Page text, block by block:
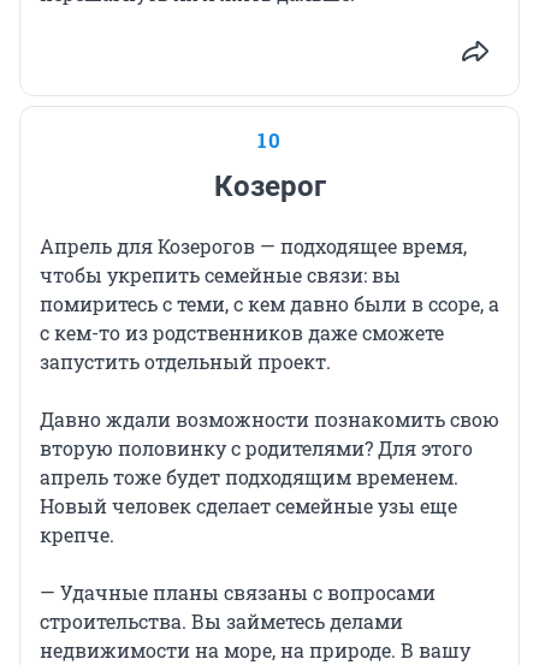
10
Козерог
Апрель для Козерогов — подходящее время,
чтобы укрепить семейные связи: вы
помиритесь с теми, с кем давно были в ссоре, а
с кем-то из родственников даже сможете
запустить отдельный проект.
Давно ждали возможности познакомить свою
вторую половинку с родителями? Для этого
апрель тоже будет подходящим временем.
Новый человек сделает семейные узы еще
крепче.
— Удачные планы связаны с вопросами
строительства. Вы займетесь делами
недвижимости на море, на природе. В вашу